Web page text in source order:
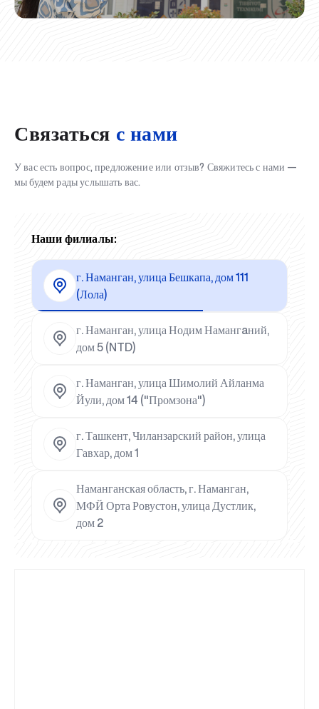
Связаться с нами
У вас есть вопрос, предложение или отзыв? Свяжитесь с нами —
мы будем рады услышать вас.
Наши филиалы:
г. Наманган, улица Бешкапа, дом 111
(Лола)
г. Наманган, улица Нодим Намангaний,
дом 5 (NTD)
г. Наманган, улица Шимолий Айланма
Йули, дом 14 ("Промзона")
г. Ташкент, Чиланзарский район, улица
Гавхар, дом 1
Наманганская область, г. Наманган,
МФЙ Орта Ровустон, улица Дустлик,
дом 2